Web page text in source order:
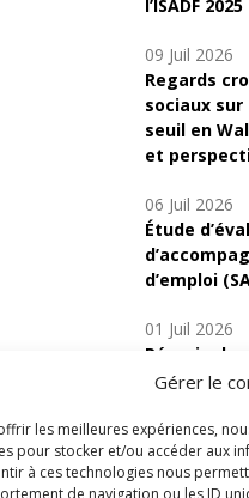
Gérer le
les meilleures expériences,
pour stocker et/ou accéder aux
à ces technologies nous
de navigation ou les ID
l’ISADF 2025
09 Juil 2026
Regards
sociaux sur
seuil en
et
06 Juil 2026
Étude
d’emploi
01 Juil 2026
Pénurie du
indicateurs